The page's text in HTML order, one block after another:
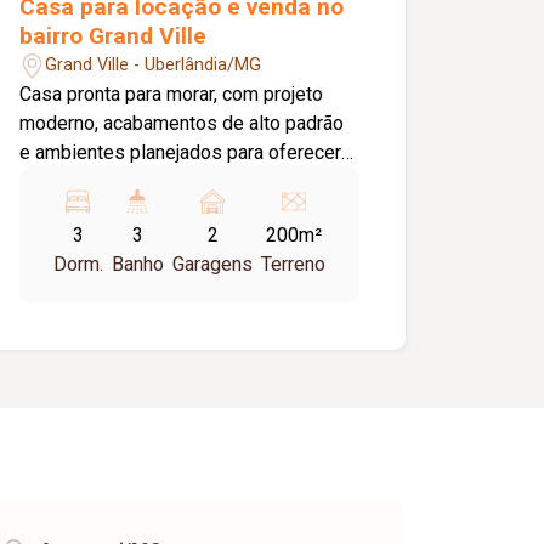
adulto, sala de reunião, dois salões de
festas.
Casa para locação e venda no
bairro Grand Ville
Grand Ville - Uberlândia/MG
Casa pronta para morar, com projeto
moderno, acabamentos de alto padrão
e ambientes planejados para oferecer
imóvel conta com: 03 quartos com ar
condicionado instalado, sendo 01 suíte
com closet planejado em marcenaria;
3
Dorm.
3
Banho
2
Garagens
200m²
Terreno